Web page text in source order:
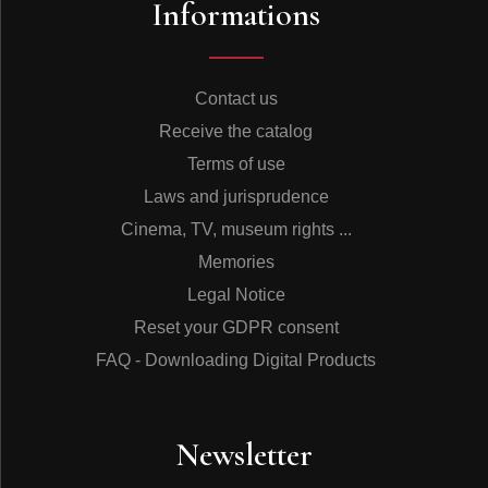
Il arrivait que le batteur chante le refrain dans la
chanteur, Jean Cyrano, mais Gardoni était une star,
vélodrome du Vél’ d’hiv’ qui lui inspirèrent le double
sens de Ça tourne que l’on imagine repris en cœur par
risquèrent au bal musette, telle Édith Piaf par laquelle
Émile Prud’homme se laissa séduire après avoir
Tourbillon : «Laissons-la venir, on va se marrer». C’est
cependant à un chanteur, non crédité, qu’il confie le
accompagné Piaf vers 1933 chez Marius, rue des
Vertus, alors qu’elle se faisait appeler Tania ou Denise.
Jardin» puis au «Tourbillon». Elle est restée «la Reine
inspirait les chanteuses réalistes : Damia, Fréhel, Emma
Informations
Contact us
Receive the catalog
Terms of use
Laws and jurisprudence
Cinema, TV, museum rights ...
Memories
Legal Notice
Reset your GDPR consent
FAQ - Downloading Digital Products
Newsletter